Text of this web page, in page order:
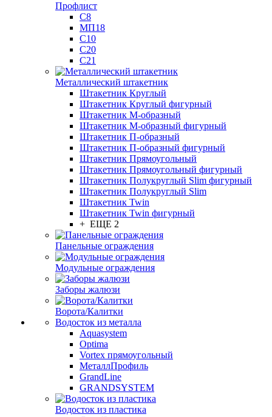
Профлист
С8
МП18
С10
С20
С21
Металлический штакетник
Штакетник Круглый
Штакетник Круглый фигурный
Штакетник М-образный
Штакетник М-образный фигурный
Штакетник П-образный
Штакетник П-образный фигурный
Штакетник Прямоугольный
Штакетник Прямоугольный фигурный
Штакетник Полукруглый Slim фигурный
Штакетник Полукруглый Slim
Штакетник Twin
Штакетник Twin фигурный
+ ЕЩЕ 2
Панельные ограждения
Модульные ограждения
Заборы жалюзи
Ворота/Калитки
Водосток из металла
Aquasystem
Optima
Vortex прямоугольный
МеталлПрофиль
GrandLine
GRANDSYSTEM
Водосток из пластика